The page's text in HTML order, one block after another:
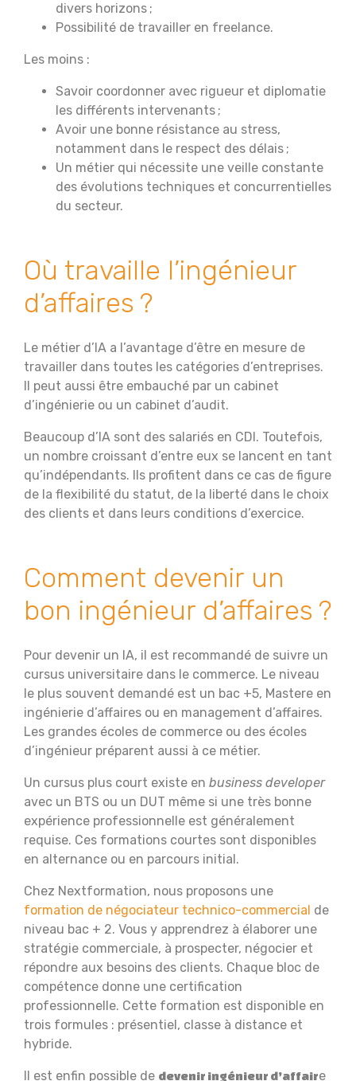
divers horizons ;
Possibilité de travailler en freelance.
Les moins :
Savoir coordonner avec rigueur et diplomatie
les différents intervenants ;
Avoir une bonne résistance au stress,
notamment dans le respect des délais ;
Un métier qui nécessite une veille constante
des évolutions techniques et concurrentielles
du secteur.
Où travaille l’ingénieur
d’affaires ?
Le métier d’IA a l’avantage d’être en mesure de
travailler dans toutes les catégories d’entreprises.
Il peut aussi être embauché par un cabinet
d’ingénierie ou un cabinet d’audit.
Beaucoup d’IA sont des salariés en CDI. Toutefois,
un nombre croissant d’entre eux se lancent en tant
qu’indépendants. Ils profitent dans ce cas de figure
de la flexibilité du statut, de la liberté dans le choix
des clients et dans leurs conditions d’exercice.
Comment devenir un
bon ingénieur d’affaires ?
Pour devenir un IA, il est recommandé de suivre un
cursus universitaire dans le commerce. Le niveau
le plus souvent demandé est un bac +5, Mastere en
ingénierie d’affaires ou en management d’affaires.
Les grandes écoles de commerce ou des écoles
d’ingénieur préparent aussi à ce métier.
Un cursus plus court existe en business developer
avec un BTS ou un DUT même si une très bonne
expérience professionnelle est généralement
requise. Ces formations courtes sont disponibles
en alternance ou en parcours initial.
Chez Nextformation, nous proposons une
formation de négociateur technico-commercial de
niveau bac + 2. Vous y apprendrez à élaborer une
stratégie commerciale, à prospecter, négocier et
répondre aux besoins des clients. Chaque bloc de
compétence donne une certification
professionnelle. Cette formation est disponible en
trois formules : présentiel, classe à distance et
hybride.
Il est enfin possible de devenir ingénieur d’affaire